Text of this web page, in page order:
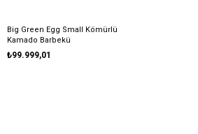
Big Green Egg Small Kömürlü
Kamado Barbekü
₺99.999,01